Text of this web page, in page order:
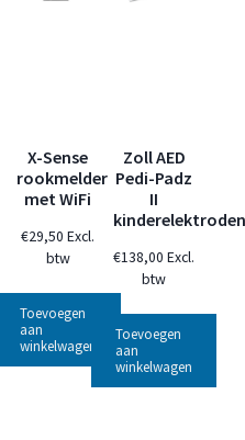
X-Sense
rookmelder
met WiFi
€29,50 Excl.
btw
Toevoegen
aan
winkelwagen
Zoll AED
Pedi-Padz
II
kinderelektroden
€138,00 Excl.
btw
Toevoegen
aan
winkelwagen